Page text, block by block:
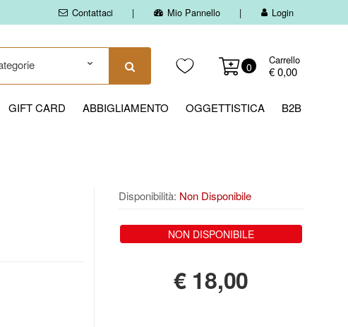
Contattaci Mio Pannello Login
0
Carrello
€ 0,00
GIFT CARD ABBIGLIAMENTO OGGETTISTICA B2B
Disponibilità: Non Disponibile
NON DISPONIBILE
€ 18,00